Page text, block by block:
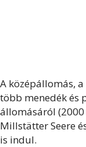
A középállomás,
több menedék és
állomásáról
Millstätter Seere
is indul.